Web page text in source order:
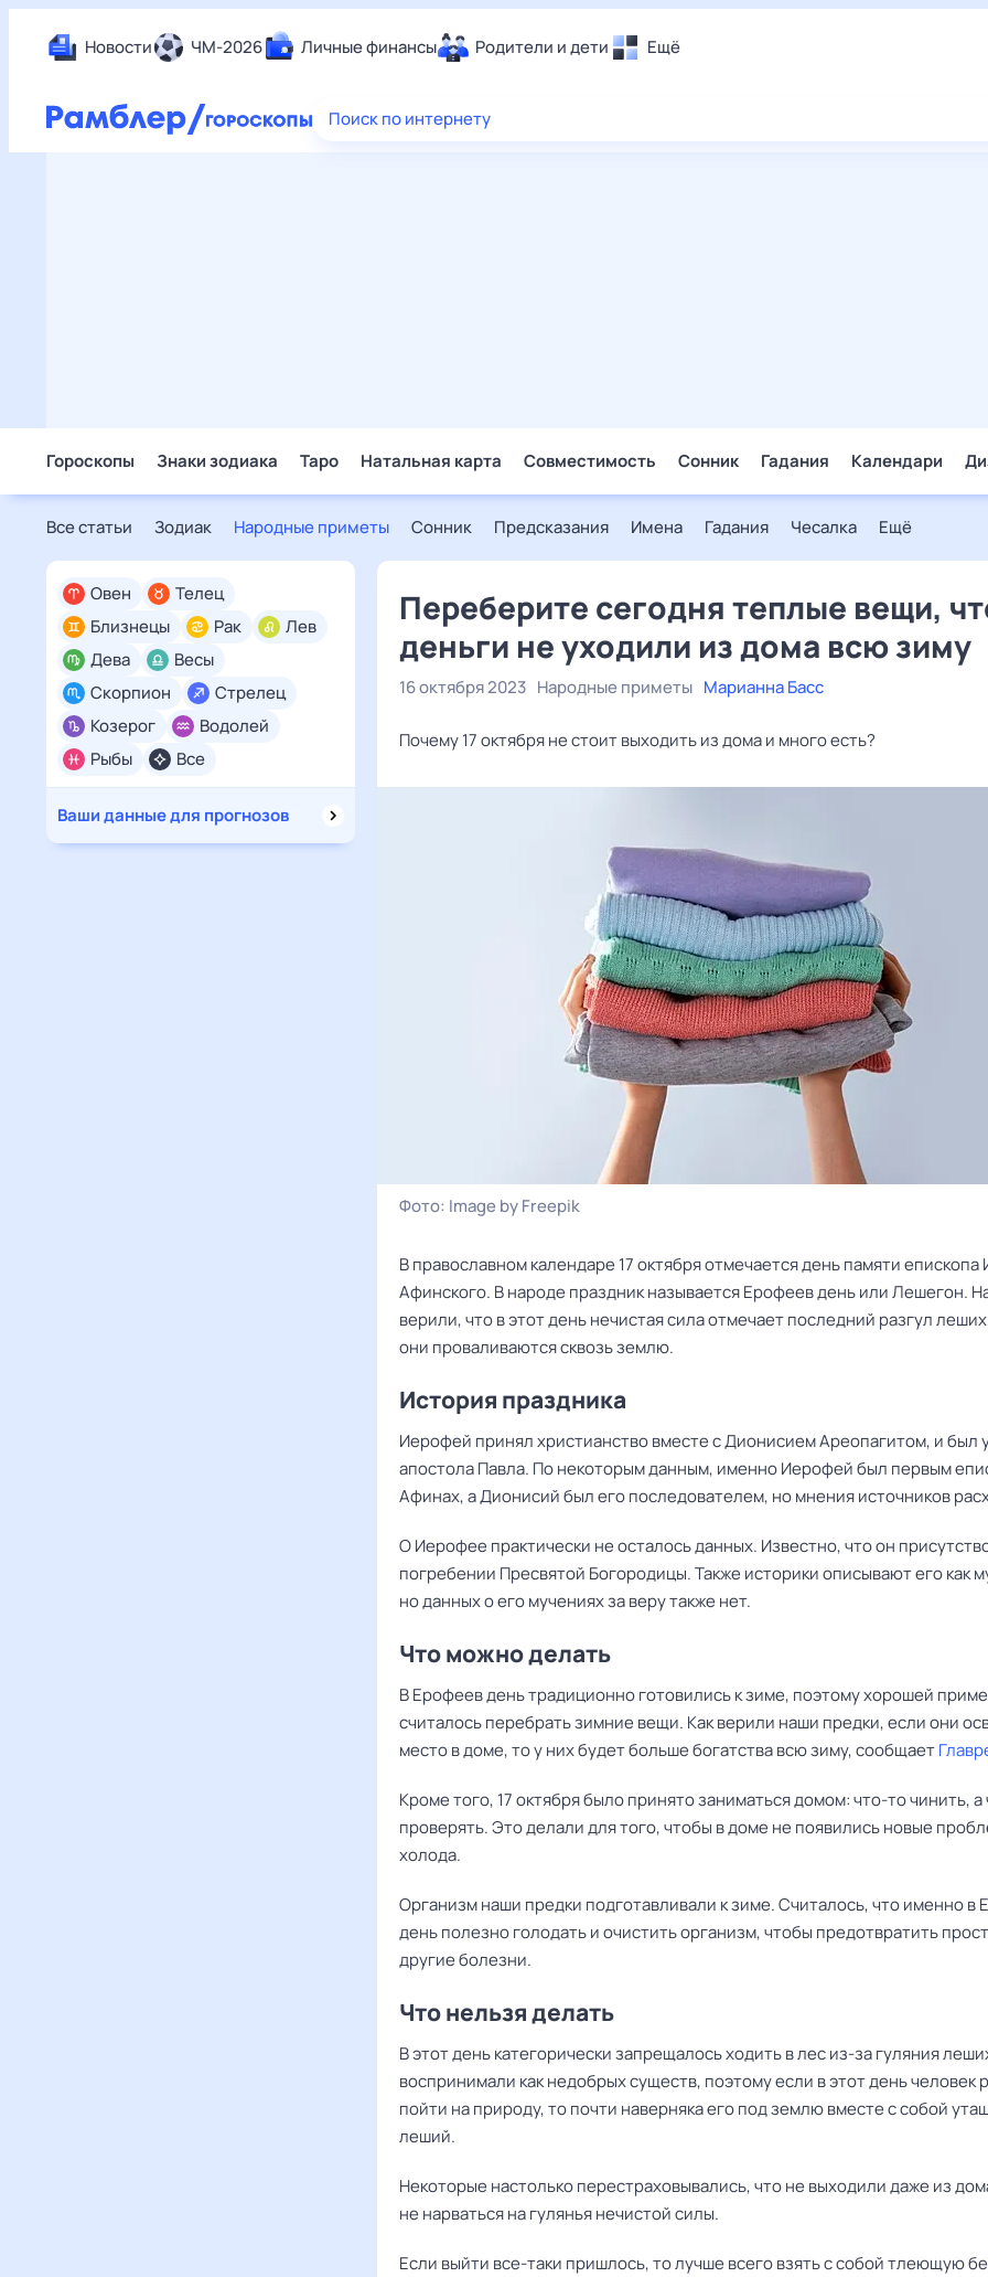
Новости ЧМ-2026 Личные финансы Родители и дети Ещё
Еда
Поиск по интернету
Гороскопы Знаки зодиака Таро Натальная карта Совместимость Сонник Гадания Календари
Все статьи Зодиак Народные приметы Сонник Предсказания Имена Гадания Чесалка Ещё
Все
Овен
Телец
Близнецы
Рак
Лев
Дева
Весы
Скорпион
Стрелец
Козерог
Водолей
Рыбы
Ваши данные для прогнозов
Переберите сегодня теплые вещи,
деньги не уходили из дома всю зиму
16 октября 2023 Народные приметы Марианна Басс
Почему 17 октября не стоит выходить из дома и много есть?
Фото: Image by Freepik
В православном календаре 17 октября отмечается день памяти
Афинского. В народе праздник называется Ерофеев день или Лешегон.
верили, что в этот день нечистая сила отмечает последний разгул
они проваливаются сквозь землю.
История праздника
Иерофей принял христианство вместе сДионисием Ареопагитом, и был
апостола Павла. По некоторым данным, именно Иерофей был первым
Афинах, а Дионисий был его последователем, но мнения источников
О Иерофее практически не осталось данных. Известно, что он
погребении Пресвятой Богородицы. Также историки описывают его как
но данных о его мучениях за веру также нет.
Что можно делать
В Ерофеев день традиционно готовились к зиме, поэтому хорошей
считалось перебрать зимние вещи. Как верили наши предки, если они
место в доме, то у них будет больше богатства всю зиму, сообщает
Кроме того, 17 октября было принято заниматься домом: что-то чинить, а
проверять. Это делали для того, чтобы в доме не появились новые
холода.
Организм наши предки подготавливали к зиме. Считалось, что именно в
день полезно голодать и очистить организм, чтобы предотвратить
другие болезни.
Что нельзя делать
В этот день категорически запрещалось ходить в лес из-за гуляния
воспринимали как недобрых существ, поэтому если в этот день человек
пойти на природу, то почти наверняка его под землю вместе с собой
леший.
Некоторые настолько перестраховывались, что не выходили даже из
не нарваться на гулянья нечистой силы.
Если выйти все-таки пришлось, то лучше всего взять с собой тлеющую